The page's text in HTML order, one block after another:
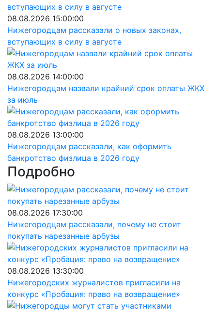
08.08.2026 15:00:00
Нижегородцам рассказали о новых законах,
вступающих в силу в августе
08.08.2026 14:00:00
Нижегородцам назвали крайний срок оплаты ЖКХ
за июль
08.08.2026 13:00:00
Нижегородцам рассказали, как оформить
банкротство физлица в 2026 году
Подробно
08.08.2026 17:30:00
Нижегородцам рассказали, почему не стоит
покупать нарезанные арбузы
08.08.2026 13:30:00
Нижегородских журналистов пригласили на
конкурс «Пробация: право на возвращение»